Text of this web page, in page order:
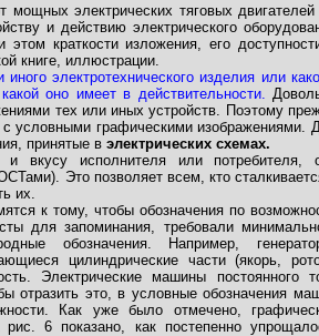
мощных электрических тяговых
и действию электрического
краткости изложения, его
книге, иллюстрации.
электротехнического изделия или
оно имеет в действительности.
тех или иных устройств. Поэтому
условными графическими изображениями.
принятые в электрических схемах.
вкусу исполнителя или потребителя,
Это позволяет всем, кто
их.
к тому, чтобы обозначения по
для запоминания, требовали
обозначения. Например,
цилиндрические части (якорь,
Электрические машины постоянного
отразить это, в условные обозначения
Как уже было отмечено,
6 показано, как постепенно